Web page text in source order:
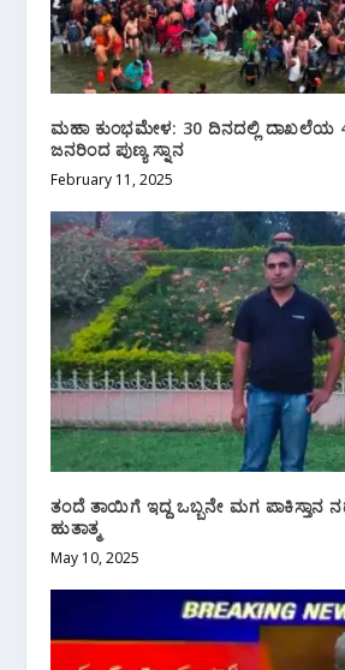
ಮಹಾ ಕುಂಭಮೇಳ: 30 ದಿನದಲ್ಲಿ ದಾಖಲೆಯ
ಜನರಿಂದ ಪುಣ್ಯ ಸ್ನಾನ
February 11, 2025
ತಂದೆ ತಾಯಿಗೆ ಇದ್ದ ಒಬ್ಬನೇ ಮಗ ಪಾಕಿಸ್ತಾನ
ಹುತಾತ್ಮ
May 10, 2025